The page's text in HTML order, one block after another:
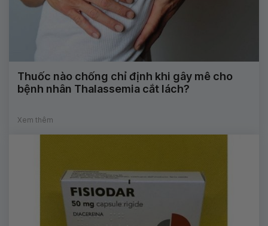
Thuốc nào chống chỉ định khi gây mê cho
bệnh nhân Thalassemia cắt lách?
Xem thêm